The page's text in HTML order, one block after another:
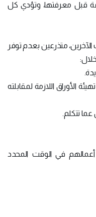
قبل معرفتها، وتؤدي كل
الآخرين، متذرعين بعدم توفر
الأوراق اللازمة لمقابلته
تتكلم.
في الوقت المحدد